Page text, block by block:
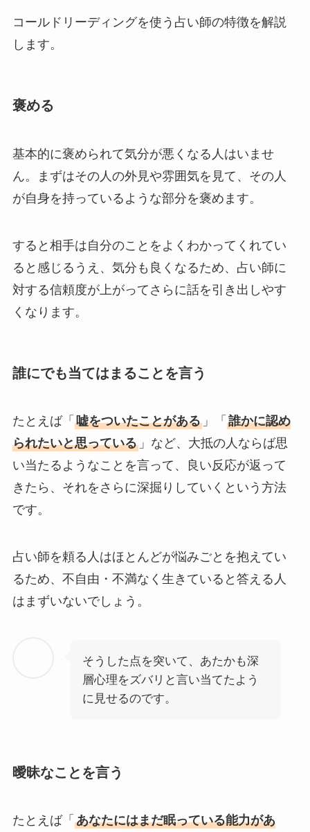
コールドリーディングを使う占い師の特徴を解説
します。
褒める
基本的に褒められて気分が悪くなる人はいませ
ん。まずはその人の外見や雰囲気を見て、その人
が自身を持っているような部分を褒めます。
すると相手は自分のことをよくわかってくれてい
ると感じるうえ、気分も良くなるため、占い師に
対する信頼度が上がってさらに話を引き出しやす
くなります。
誰にでも当てはまることを言う
たとえば「 嘘をついたことがある」「 誰かに認め
られたいと思っている」など、大抵の人ならば思
い当たるようなことを言って、良い反応が返って
きたら、それをさらに深掘りしていくという方法
です。
占い師を頼る人はほとんどが悩みごとを抱えてい
るため、不自由・不満なく生きていると答える人
はまずいないでしょう。
そうした点を突いて、あたかも深
層心理をズバリと言い当てたよう
に見せるのです。
曖昧なことを言う
たとえば「 あなたにはまだ眠っている能力があ